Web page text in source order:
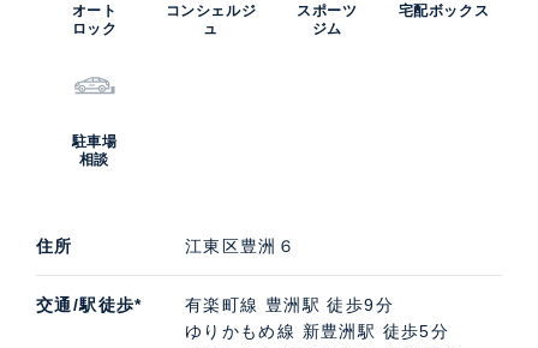
オート
ロック
コンシェルジ
ュ
スポーツ
ジム
宅配ボックス
駐車場
相談
住所 江東区豊洲６
交通/駅徒歩*
有楽町線 豊洲駅 徒歩9分
ゆりかもめ線 新豊洲駅 徒歩5分